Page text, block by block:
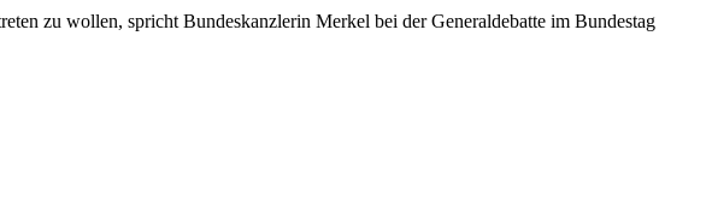
zu wollen, spricht Bundeskanzlerin Merkel bei der Generaldebatte im Bundestag